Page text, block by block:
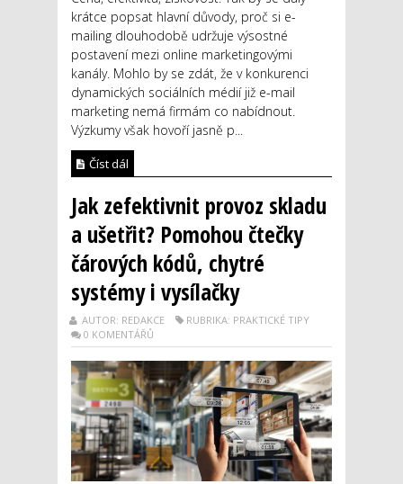
krátce popsat hlavní důvody, proč si e-
mailing dlouhodobě udržuje výsostné
postavení mezi online marketingovými
kanály. Mohlo by se zdát, že v konkurenci
dynamických sociálních médií již e-mail
marketing nemá firmám co nabídnout.
Výzkumy však hovoří jasně p...
Číst dál
Jak zefektivnit provoz skladu
a ušetřit? Pomohou čtečky
čárových kódů, chytré
systémy i vysílačky
AUTOR: REDAKCE
RUBRIKA: PRAKTICKÉ TIPY
0 KOMENTÁŘŮ